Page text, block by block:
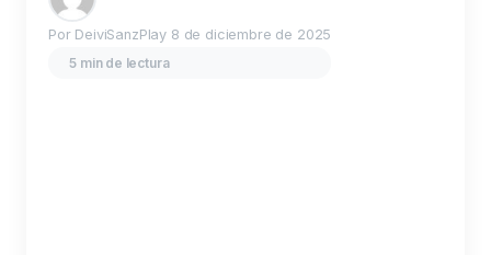
Por DeiviSanzPlay 8 de diciembre de 2025
5 min de lectura